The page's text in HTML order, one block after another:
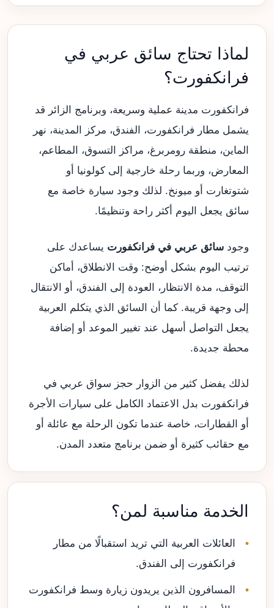
لماذا تحتاج سائق عربي في
فرانكفورت؟
فرانكفورت مدينة عملية وسريعة، وبرنامج الزائر قد
يشمل مطار فرانكفورت، الفندق، مركز المدينة، نهر
الماين، منطقة رومربرغ، مراكز التسوق، المطاعم،
المعارض، وربما رحلة خارجية إلى كولونيا أو
شتوتغارت أو ميونخ. لذلك وجود سيارة خاصة مع
سائق يجعل اليوم أكثر راحة وتنظيمًا.
وجود سائق عربي في فرانكفورت يساعدك على
ترتيب اليوم بشكل أوضح: وقت الانطلاق، أماكن
التوقف، مدة الانتظار، العودة إلى الفندق، أو الانتقال
إلى وجهة قريبة. كما أن السائق الذي يتكلم العربية
يجعل التواصل أسهل عند تغيير الموعد أو إضافة
محطة جديدة.
لذلك يفضل كثير من الزوار حجز سواق عربي في
فرانكفورت بدل الاعتماد الكامل على سيارات الأجرة
أو القطارات، خاصة عندما تكون الرحلة مع عائلة أو
مع حقائب كثيرة أو ضمن برنامج متعدد المدن.
الخدمة مناسبة لمن؟
العائلات العربية التي تريد استقبالًا من مطار
فرانكفورت إلى الفندق.
المسافرون الذين يريدون زيارة وسط فرانكفورت